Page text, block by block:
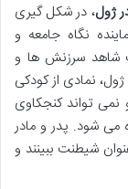
ژول، در شکل گیری
نگاه جامعه و
شاهد سرزنش ها و
نمادی از کودکی
تواند کنجکاوی
می شود. پدر و مادر
شیطنت ببینند و